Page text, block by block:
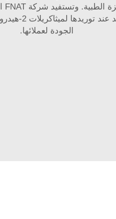
هذه الفوائد
الجودة لعملائها.